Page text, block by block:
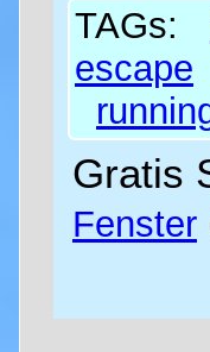
TAGs:
escape
Gratis
Fenster